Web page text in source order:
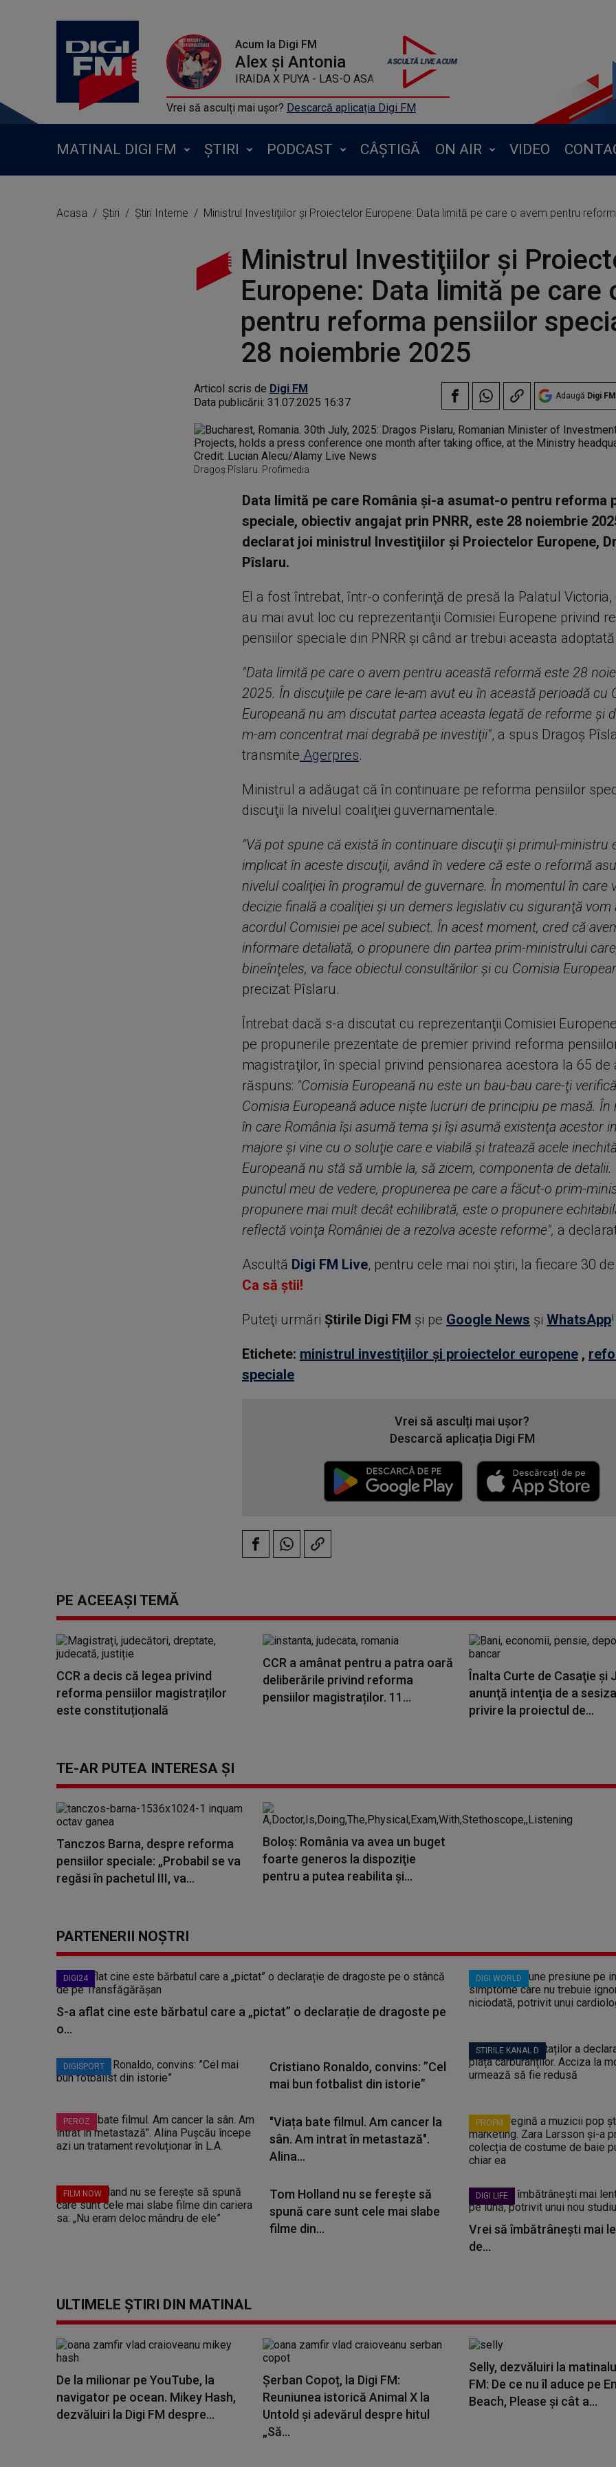
Acum la Digi FM
Alex și Antonia
IRAIDA X PUYA - LAS-O ASA
Vrei să asculți mai ușor? Descarcă aplicația Digi FM
MATINAL DIGI FM ȘTIRI PODCAST CÂȘTIGĂ ON AIR VIDEO
Acasa Știri Știri Interne Ministrul Investiţiilor şi Proiectelor Europene: Data limită pe care o avem pentru
Ministrul Investiţiilor şi
Europene: Data limită pe care
pentru reforma pensiilor
28 noiembrie 2025
Articol scris de Digi FM
Data publicării: 31.07.2025 16:37 Adaugă Digi FM
Dragoș Pîslaru. Profimedia
Data limită pe care România şi-a asumat-o pentru reforma
speciale, obiectiv angajat prin PNRR, este 28 noiembrie
declarat joi ministrul Investiţiilor şi Proiectelor Europene,
Pîslaru.
El a fost întrebat, într-o conferinţă de presă la Palatul Victoria,
au mai avut loc cu reprezentanţii Comisiei Europene privind
pensiilor speciale din PNRR şi când ar trebui aceasta adoptată.
"Data limită pe care o avem pentru această reformă este 28
2025. În discuţiile pe care le-am avut eu în această perioadă cu
Europeană nu am discutat partea aceasta legată de reforme şi
m-am concentrat mai degrabă pe investiţii", a spus Dragoş
transmite Agerpres.
Ministrul a adăugat că în continuare pe reforma pensiilor
discuţii la nivelul coaliţiei guvernamentale.
"Vă pot spune că există în continuare discuţii şi primul-ministru
implicat în aceste discuţii, având în vedere că este o reformă
nivelul coaliţiei în programul de guvernare. În momentul în care
decizie finală a coaliţiei şi un demers legislativ cu siguranţă vom
acordul Comisiei pe acel subiect. În acest moment, cred că
informare detaliată, o propunere din partea prim-ministrului
bineînţeles, va face obiectul consultărilor şi cu Comisia
precizat Pîslaru.
Întrebat dacă s-a discutat cu reprezentanţii Comisiei
pe propunerile prezentate de premier privind reforma
magistraţilor, în special privind pensionarea acestora la 65 de
răspuns: "Comisia Europeană nu este un bau-bau care-ţi
Comisia Europeană aduce nişte lucruri de principiu pe masă.
în care România îşi asumă tema şi îşi asumă existenţa acestor
majore şi vine cu o soluţie care e viabilă şi tratează acele
Europeană nu stă să umble la, să zicem, componenta de detalii.
punctul meu de vedere, propunerea pe care a făcut-o prim-
propunere mai mult decât echilibrată, este o propunere
reflectă voinţa României de a rezolva aceste reforme", a
Ascultă Digi FM Live, pentru cele mai noi știri, la fiecare 30
Ca să știi!
Puteţi urmări Știrile Digi FM şi pe Google News şi WhatsApp!
Etichete: ministrul investiţiilor şi proiectelor europene,
speciale
Vrei să asculți mai ușor?
Descarcă aplicația Digi FM
PE ACEEAȘI TEMĂ
CCR a decis că legea privind
reforma pensiilor magistraților
este constituțională
CCR a amânat pentru a patra oară
deliberările privind reforma
pensiilor magistraților. 11...
Înalta Curte de Casaţie şi
anunţă intenţia de a
privire la proiectul de...
TE-AR PUTEA INTERESA ȘI
Tanczos Barna, despre reforma
pensiilor speciale: „Probabil se va
regăsi în pachetul III, va...
Boloş: România va avea un buget
foarte generos la dispoziţie
pentru a putea reabilita şi...
PARTENERII NOȘTRI
DIGI24
S-a aflat cine este bărbatul care a „pictat” o declarație de dragoste pe
o...
DIGISPORT
Cristiano Ronaldo, convins: ”Cel
mai bun fotbalist din istorie”
PEROZ
"Viața bate filmul. Am cancer la
sân. Am intrat în metastază".
Alina...
FILM NOW
Tom Holland nu se ferește să
spună care sunt cele mai slabe
filme din...
DIGI WORLD
STIRILE KANAL D
PROFM
DIGI LIFE
Vrei să îmbătrânești mai
de...
ULTIMELE ȘTIRI DIN MATINAL
De la milionar pe YouTube, la
navigator pe ocean. Mikey Hash,
dezvăluiri la Digi FM despre...
Șerban Copoț, la Digi FM:
Reuniunea istorică Animal X la
Untold și adevărul despre hitul
„Să...
Selly, dezvăluiri la
FM: De ce nu îl aduce pe
Beach, Please și cât a...